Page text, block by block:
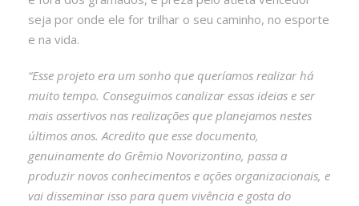
seja por onde ele for trilhar o seu caminho, no esporte
e na vida.
“Esse projeto era um sonho que queríamos realizar há
muito tempo. Conseguimos canalizar essas ideias e ser
mais assertivos nas realizações que planejamos nestes
últimos anos. Acredito que esse documento,
genuinamente do Grêmio Novorizontino, passa a
produzir novos conhecimentos e ações organizacionais, e
vai disseminar isso para quem vivência e gosta do